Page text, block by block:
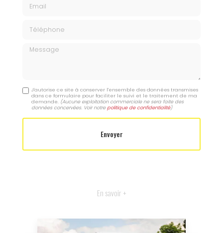
Message
J'autorise ce site à conserver l'ensemble des données transmises
dans ce formulaire pour faciliter le suivi et le traitement de ma
demande. (Aucune exploitation commerciale ne sera faite des
données concervées. Voir notrepolitique de confidentialité)
En savoir +